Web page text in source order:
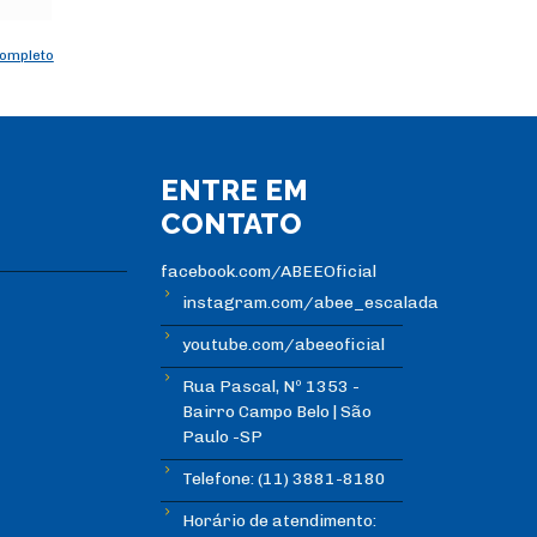
ENTRE EM
CONTATO
facebook.com/ABEEOficial
instagram.com/abee_escalada
youtube.com/abeeoficial
Rua Pascal, Nº 1353 -
Bairro Campo Belo | São
Paulo -SP
Telefone: (11) 3881-8180
Horário de atendimento: